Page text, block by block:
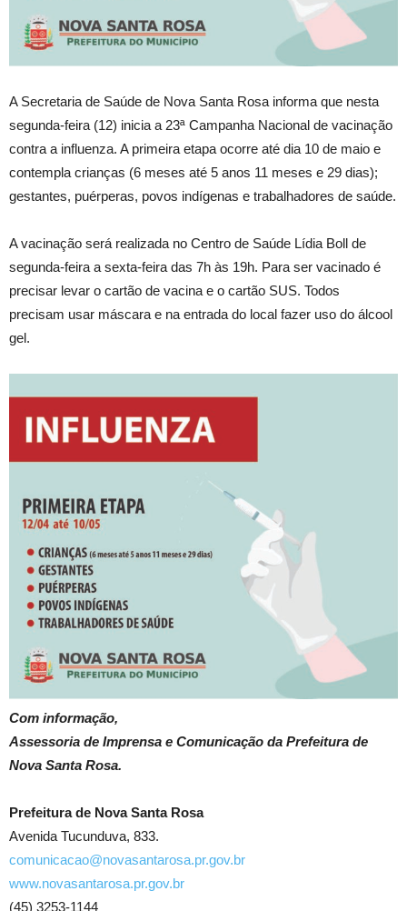
A Secretaria de Saúde de Nova Santa Rosa informa que nesta
segunda-feira (12) inicia a 23ª Campanha Nacional de vacinação
contra a influenza. A primeira etapa ocorre até dia 10 de maio e
contempla crianças (6 meses até 5 anos 11 meses e 29 dias);
gestantes, puérperas, povos indígenas e trabalhadores de saúde.
A vacinação será realizada no Centro de Saúde Lídia Boll de
segunda-feira a sexta-feira das 7h às 19h. Para ser vacinado é
precisar levar o cartão de vacina e o cartão SUS. Todos
precisam usar máscara e na entrada do local fazer uso do álcool
gel.
Com informação,
Assessoria de Imprensa e Comunicação da Prefeitura de
Nova Santa Rosa.
Prefeitura de Nova Santa Rosa
Avenida Tucunduva, 833.
comunicacao@novasantarosa.pr.gov.br
www.novasantarosa.pr.gov.br
(45) 3253-1144